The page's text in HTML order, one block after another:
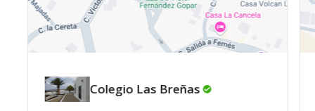
Colegio Las Breñas